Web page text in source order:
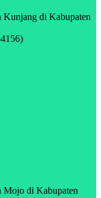
Kunjang di Kabupaten
Mojo di Kabupaten